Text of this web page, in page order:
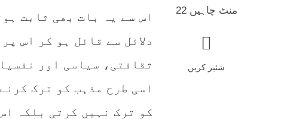
22 منٹ چاہیں
شئیر کریں
اس سے یہ بات بھی ثابت
دلائل سے قائل ہو کر اس
ثقافتی، سیاسی اور
اسی طرح مذہب کو ترک
کو ترک نہیں کرتی بلکہ